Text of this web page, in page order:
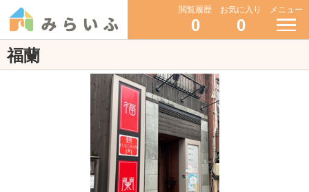
閲覧履歴
0
お気に入り
0
メニュー
福蘭